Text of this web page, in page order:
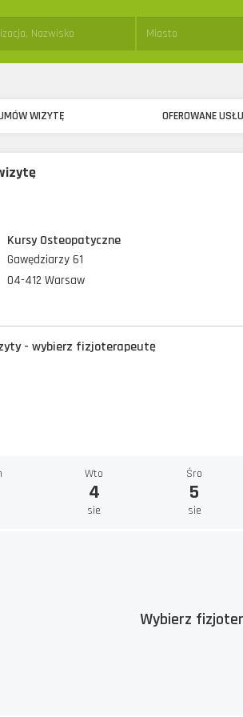
WIZYTĘ OFEROWANE
Kursy Osteopatyczne
Gawędziarzy 61
04-412 Warsaw
- wybierz fizjoterapeutę
Wto
4
sie
Śro
5
sie
Wybierz